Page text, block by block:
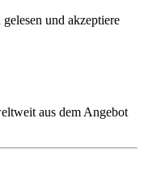
gelesen und akzeptiere
aus dem Angebot